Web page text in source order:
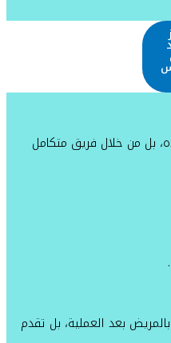
بل من خلال فريق متكامل
بعد العملية، بل تقدم